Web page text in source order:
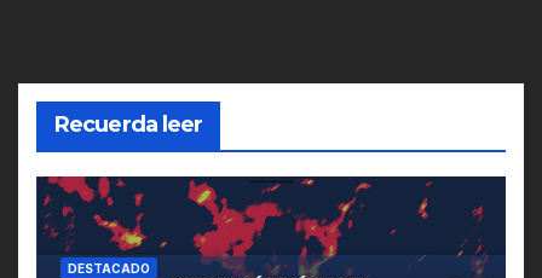
Recuerda leer
DESTACADO